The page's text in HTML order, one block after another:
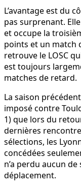
L’avantage est du
pas surprenant.
et occupe la
points et un match
retrouve le LOSC
est toujours
matches de retard.
La saison
imposé contre
1) que lors du
dernières
sélections, les
concédées
n’a perdu aucun
déplacement.